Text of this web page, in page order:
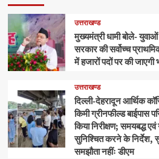
उत्तराखण्ड
मुख्यमंत्री धामी बोले-
सरकार की सर्वोच्च
में हजारों पदों पर की जाएगी
उत्तराखण्ड
दिल्ली-देहरादून आर्थिक
किमी ग्रीनफील्ड बाईपास
किया निरीक्षण; समयबद्ध एवं
सुनिश्चित करने के निर्देश,
समझौता नहींः डीएम